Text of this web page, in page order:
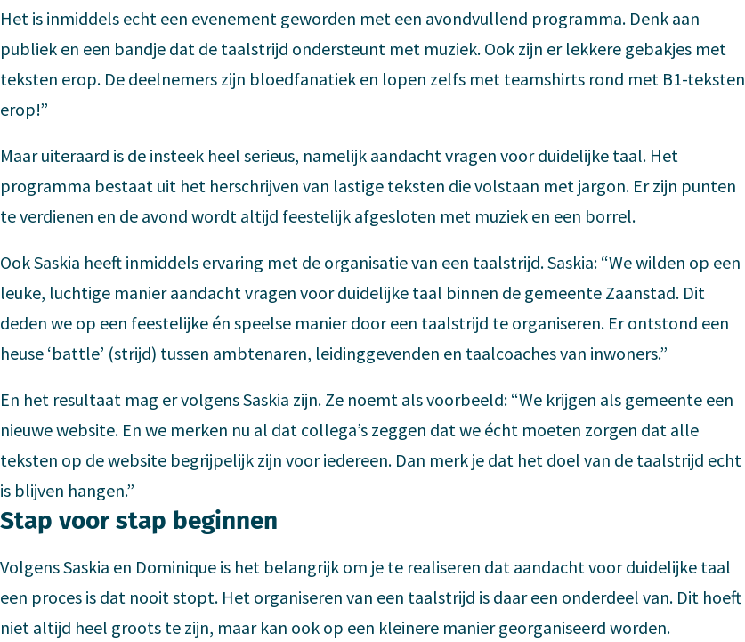
Het is inmiddels echt een evenement geworden met een avondvullend programma. Denk aan
publiek en een bandje dat de taalstrijd ondersteunt met muziek. Ook zijn er lekkere gebakjes met
teksten erop. De deelnemers zijn bloedfanatiek en lopen zelfs met teamshirts rond met B1-teksten
erop!”
Maar uiteraard is de insteek heel serieus, namelijk aandacht vragen voor duidelijke taal. Het
programma bestaat uit het herschrijven van lastige teksten die volstaan met jargon. Er zijn punten
te verdienen en de avond wordt altijd feestelijk afgesloten met muziek en een borrel.
Ook Saskia heeft inmiddels ervaring met de organisatie van een taalstrijd. Saskia: “We wilden op een
leuke, luchtige manier aandacht vragen voor duidelijke taal binnen de gemeente Zaanstad. Dit
deden we op een feestelijke én speelse manier door een taalstrijd te organiseren. Er ontstond een
heuse ‘battle’ (strijd) tussen ambtenaren, leidinggevenden en taalcoaches van inwoners.”
En het resultaat mag er volgens Saskia zijn. Ze noemt als voorbeeld: “We krijgen als gemeente een
nieuwe website. En we merken nu al dat collega’s zeggen dat we écht moeten zorgen dat alle
teksten op de website begrijpelijk zijn voor iedereen. Dan merk je dat het doel van de taalstrijd echt
is blijven hangen.”
Stap voor stap beginnen
Volgens Saskia en Dominique is het belangrijk om je te realiseren dat aandacht voor duidelijke taal
een proces is dat nooit stopt. Het organiseren van een taalstrijd is daar een onderdeel van. Dit hoeft
niet altijd heel groots te zijn, maar kan ook op een kleinere manier georganiseerd worden.